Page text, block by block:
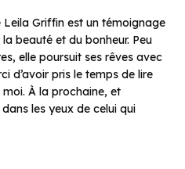
Leila Griffin est un témoignage
beauté et du bonheur. Peu
elle poursuit ses rêves avec
d’avoir pris le temps de lire
À la prochaine, et
les yeux de celui qui